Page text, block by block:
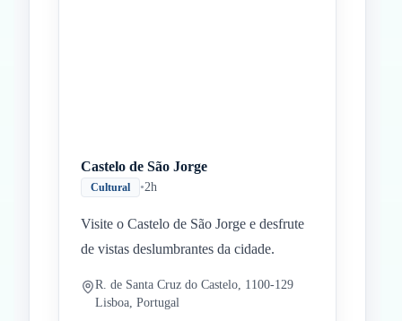
Castelo de São Jorge
Cultural •2h
Visite o Castelo de São Jorge e desfrute
de vistas deslumbrantes da cidade.
R. de Santa Cruz do Castelo, 1100-129
Lisboa, Portugal